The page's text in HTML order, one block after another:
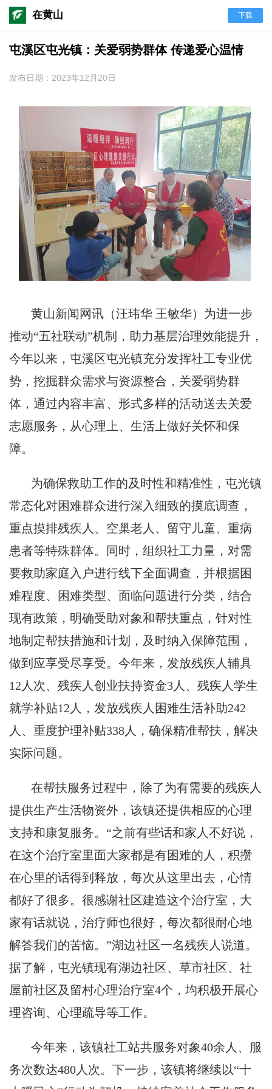
在黄山 下载
屯溪区屯光镇：关爱弱势群体 传递爱心温情
发布日期：2023年12月20日
黄山新闻网讯（汪玮华 王敏华） 为进一步
推动“五社联动”机制，助力基层治理效能提升，
今年以来，屯溪区屯光镇充分发挥社工专业优
势，挖掘群众需求与资源整合，关爱弱势群
体，通过内容丰富、形式多样的活动送去关爱
志愿服务，从心理上、生活上做好关怀和保
障。
为确保救助工作的及时性和精准性，屯光镇
常态化对困难群众进行深入细致的摸底调查，
重点摸排残疾人、空巢老人、留守儿童、重病
患者等特殊群体。同时，组织社工力量，对需
要救助家庭入户进行线下全面调查，并根据困
难程度、困难类型、面临问题进行分类，结合
现有政策，明确受助对象和帮扶重点，针对性
地制定帮扶措施和计划，及时纳入保障范围，
做到应享受尽享受。今年来，发放残疾人辅具
12人次、残疾人创业扶持资金3人、残疾人学生
就学补贴12人，发放残疾人困难生活补助242
人、重度护理补贴338人，确保精准帮扶，解决
实际问题。
在帮扶服务过程中，除了为有需要的残疾人
提供生产生活物资外，该镇还提供相应的心理
支持和康复服务。“之前有些话和家人不好说，
在这个治疗室里面大家都是有困难的人，积攒
在心里的话得到释放，每次从这里出去，心情
都好了很多。很感谢社区建造这个治疗室，大
家有话就说，治疗师也很好，每次都很耐心地
解答我们的苦恼。”湖边社区一名残疾人说道。
据了解，屯光镇现有湖边社区、草市社区、社
屋前社区及留村心理治疗室4个，均积极开展心
理咨询、心理疏导等工作。
今年来，该镇社工站共服务对象40余人、服
务次数达480人次。下一步，该镇将继续以“十